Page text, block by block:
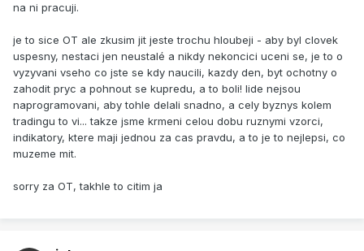
na ni pracuji.
je to sice OT ale zkusim jit jeste trochu hloubeji - aby byl clovek
uspesny, nestaci jen neustalé a nikdy nekoncici uceni se, je to o
vyzyvani vseho co jste se kdy naucili, kazdy den, byt ochotny o
zahodit pryc a pohnout se kupredu, a to boli! lide nejsou
naprogramovani, aby tohle delali snadno, a cely byznys kolem
tradingu to vi... takze jsme krmeni celou dobu ruznymi vzorci,
indikatory, ktere maji jednou za cas pravdu, a to je to nejlepsi, co
muzeme mit.
sorry za OT, takhle to citim ja